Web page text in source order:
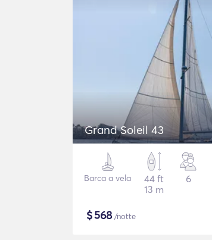
Grand Soleil 43
Barca a vela
44 ft
13 m
6
$568/notte